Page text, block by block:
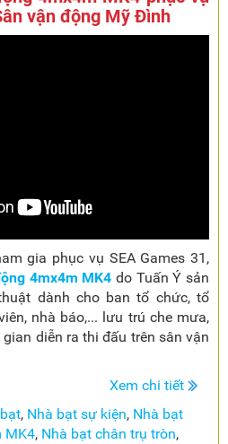
vận động Mỹ Đình
gia phục vụ SEA Games 31,
4mx4m MK4 do Tuấn Ý sản
dành cho ban tổ chức, tổ
nhà báo,... lưu trú che mưa,
diễn ra thi đấu trên sân vận
Xem chi tiết
, Nhà bạt sự kiện, Nhà bạt
MK4, Nhà bạt chân trụ tròn,